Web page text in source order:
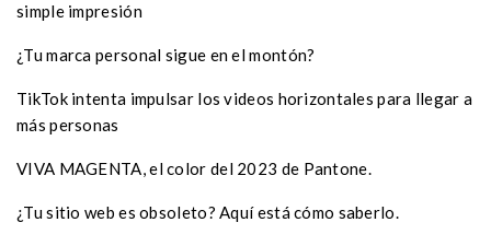
simple impresión
¿Tu marca personal sigue en el montón?
TikTok intenta impulsar los videos horizontales para llegar a
más personas
VIVA MAGENTA, el color del 2023 de Pantone.
¿Tu sitio web es obsoleto? Aquí está cómo saberlo.